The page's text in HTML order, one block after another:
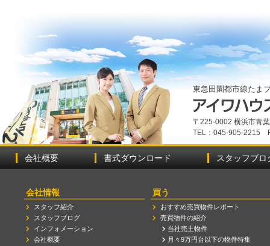
東急田園都市線たま
〒225-0002 横浜市青
TEL：045-905-2215
会社概要 書式ダウンロード スタッフブロ
会社情報
スタッフ紹介
スタッフブログ
インフォメーション
会社概要
買う
おすすめ売買物件レポート
売買物件の紹介
当社売主物件
月々9万円台以下の物件特集